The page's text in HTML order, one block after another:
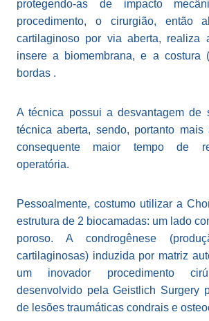
protegendo-as de impacto
procedimento, o cirurgião, então
cartilaginoso por via aberta, realiza
insere a biomembrana, e a costura
bordas .
A técnica possui a desvantagem de
técnica aberta, sendo, portanto
consequente maior tempo de
operatória.
Pessoalmente, costumo utilizar a
estrutura de 2 biocamadas: um lado
poroso. A condrogênese
cartilaginosas) induzida por matriz
um inovador procedimento
desenvolvido pela Geistlich Surgery
de lesões traumáticas condrais e